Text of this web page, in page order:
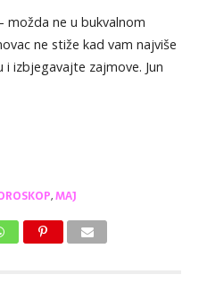
možda ne u bukvalnom
ne stiže kad vam najviše
izbjegavajte zajmove. Jun
,MAJ